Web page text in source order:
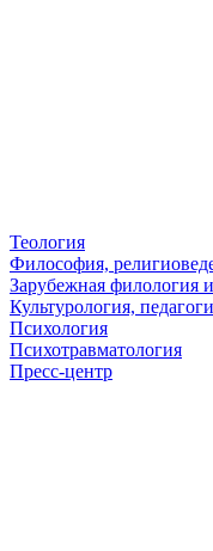
Теология
Философия,
Зарубежная филология
Культурология,
Психология
Психотравматология
Пресс-центр